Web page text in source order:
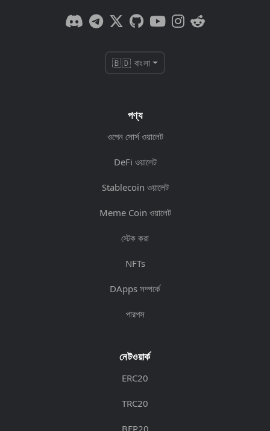
🇧🇩 বাংলা
পণ্য
ওপেন সোর্স ওয়ালেট
DeFi ওয়ালেট
Stablecoin ওয়ালেট
Meme Coin ওয়ালেট
স্টেক করা
NFTs
DApps সম্পর্কে
পারপস
নেটওয়ার্ক
ERC20
TRC20
BEP20